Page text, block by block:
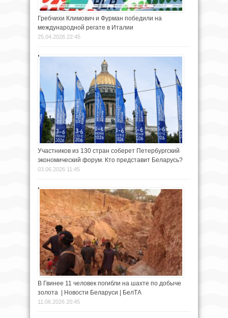
Гребчихи Климович и Фурман победили на
международной регате в Италии
25.04.2026 22:45
Участников из 130 стран соберет Петербургский
экономический форум. Кто представит Беларусь?
03.06.2026 11:45
В Гвинее 11 человек погибли на шахте по добыче
золота | Новости Беларуси | БелТА
11.06.2026 20:45